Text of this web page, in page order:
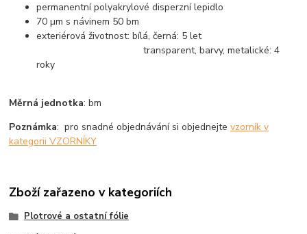
permanentní polyakrylové disperzní lepidlo
70 µm s návinem 50 bm
exteriérová životnost: bílá, černá: 5 let
transparent, barvy, metalické: 4
roky
Měrná jednotka: bm
Poznámka: pro snadné objednávání si objednejtevzorník v
kategorii VZORNÍKY
Zboží zařazeno v kategoriích
Plotrové a ostatní fólie